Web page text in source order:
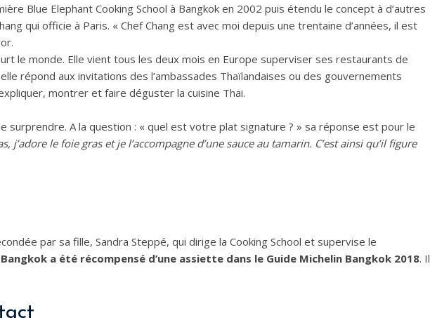
Blue Elephant Cooking School à Bangkok en 2002 puis étendu le concept à d’autres
qui officie à Paris. « Chef Chang est avec moi depuis une trentaine d’années, il est
le monde. Elle vient tous les deux mois en Europe superviser ses restaurants de
répond aux invitations des l’ambassades Thaïlandaises ou des gouvernements
montrer et faire déguster la cuisine Thai.
surprendre. A la question : « quel est votre plat signature ? » sa réponse est pour le
j’adore le foie gras et je l’accompagne d’une sauce au tamarin. C’est ainsi qu’il figure
par sa fille, Sandra Steppé, qui dirige la Cooking School et supervise le
a été récompensé d’une assiette dans le Guide Michelin Bangkok 2018. Il